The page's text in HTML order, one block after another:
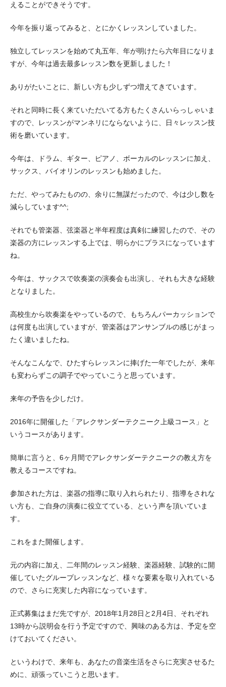
えることができそうです。
今年を振り返ってみると、とにかくレッスンしていました。
独立してレッスンを始めて丸五年、年が明けたら六年目になりま
すが、今年は過去最多レッスン数を更新しました！
ありがたいことに、新しい方も少しずつ増えてきています。
それと同時に長く来ていただいてる方もたくさんいらっしゃいま
すので、レッスンがマンネリにならないように、日々レッスン技
術を磨いています。
今年は、ドラム、ギター、ピアノ、ボーカルのレッスンに加え、
サックス、バイオリンのレッスンも始めました。
ただ、やってみたものの、余りに無謀だったので、今は少し数を
減らしています^^;
それでも管楽器、弦楽器と半年程度は真剣に練習したので、その
楽器の方にレッスンする上では、明らかにプラスになっています
ね。
今年は、サックスで吹奏楽の演奏会も出演し、それも大きな経験
となりました。
高校生から吹奏楽をやっているので、もちろんパーカッションで
は何度も出演していますが、管楽器はアンサンブルの感じがまっ
たく違いましたね。
そんなこんなで、ひたすらレッスンに捧げた一年でしたが、来年
も変わらずこの調子でやっていこうと思っています。
来年の予告を少しだけ。
2016年に開催した「アレクサンダーテクニーク上級コース」と
いうコースがあります。
簡単に言うと、6ヶ月間でアレクサンダーテクニークの教え方を
教えるコースですね。
参加された方は、楽器の指導に取り入れられたり、指導をされな
い方も、ご自身の演奏に役立てている、という声を頂いていま
す。
これをまた開催します。
元の内容に加え、二年間のレッスン経験、楽器経験、試験的に開
催していたグループレッスンなど、様々な要素を取り入れている
ので、さらに充実した内容になっています。
正式募集はまだ先ですが、2018年1月28日と2月4日、それぞれ
13時から説明会を行う予定ですので、興味のある方は、予定を空
けておいてください。
というわけで、来年も、あなたの音楽生活をさらに充実させるた
めに、頑張っていこうと思います。